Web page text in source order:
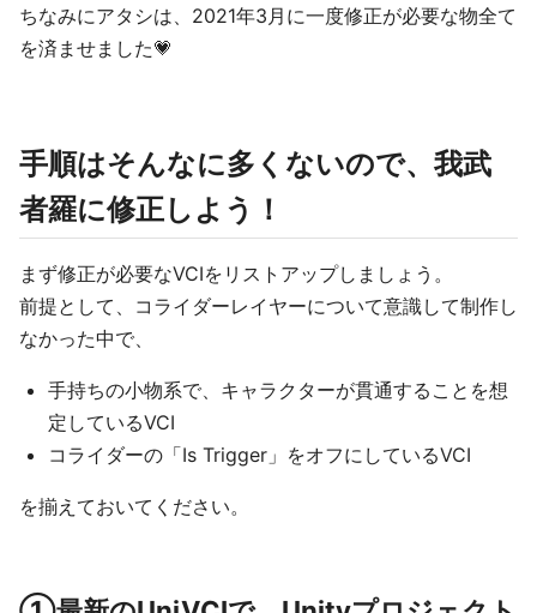
ちなみにアタシは、2021年3月に一度修正が必要な物全て
を済ませました💗
手順はそんなに多くないので、我武
者羅に修正しよう！
まず修正が必要なVCIをリストアップしましょう。
前提として、コライダーレイヤーについて意識して制作し
なかった中で、
手持ちの小物系で、キャラクターが貫通することを想
定しているVCI
コライダーの「Is Trigger」をオフにしているVCI
を揃えておいてください。